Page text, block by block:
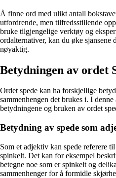
Å finne ord med ulikt antall
utfordrende, men tilfredsstillende
bruke tilgjengelige verktøy og
ordalternativer, kan du øke sjansene
nøyaktig.
Betydningen av ordet
Ordet spede kan ha forskjellige
sammenhengen det brukes i. I
betydningene og bruken av ordet
Betydning av spede som
Som et adjektiv kan spede referere
spinkelt. Det kan for eksempel
betegne noe som er spinkelt og
sammenhenger for å formidle